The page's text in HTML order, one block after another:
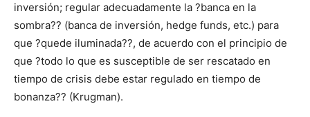
inversión; regular adecuadamente la ?banca en la
sombra?? (banca de inversión, hedge funds, etc.) para
que ?quede iluminada??, de acuerdo con el principio de
que ?todo lo que es susceptible de ser rescatado en
tiempo de crisis debe estar regulado en tiempo de
bonanza?? (Krugman).